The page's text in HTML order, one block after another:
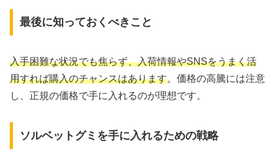
最後に知っておくべきこと
入手困難な状況でも焦らず、入荷情報やSNSをうまく活
用すれば購入のチャンスはあります。価格の高騰には注意
し、正規の価格で手に入れるのが理想です。
ソルベットグミを手に入れるための戦略